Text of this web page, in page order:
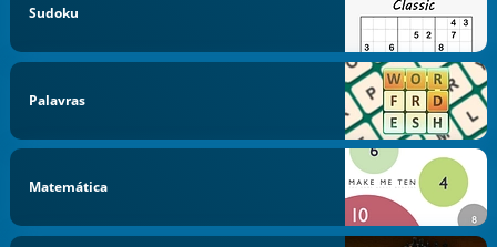
Sudoku
Palavras
Matemática